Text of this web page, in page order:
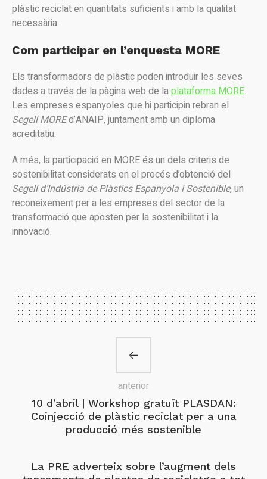
plàstic reciclat en quantitats suficients i amb la qualitat
necessària.
Com participar en l’enquesta MORE
Els transformadors de plàstic poden introduir les seves
dades a través de la pàgina web de laplataforma MORE.
Les empreses espanyoles que hi participin rebran el
Segell MOREd’ANAIP, juntament amb un diploma
acreditatiu.
A més, la participació en MORE és un dels criteris de
sostenibilitat considerats en el procés d’obtenció del
Segell d’Indústria de Plàstics Espanyola i Sostenible, un
reconeixement per a les empreses del sector de la
transformació que aposten per la sostenibilitat i la
innovació.
10 d’abril | Workshop gratuït PLASDAN:
Coinjecció de plàstic reciclat per a una
producció més sostenible
anterior
La PRE adverteix sobre l’augment dels